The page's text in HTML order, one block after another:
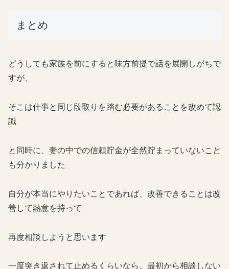
まとめ
どうしても家族を前にすると味方前提で話を展開しがちで
すが、
そこは仕事と同じ段取りを踏む必要があることを改めて認
識
と同時に、妻の中での信頼貯金が全然貯まっていないこと
も分かりました
自分が本当にやりたいことであれば、改善できることは改
善して熱意を持って
再度相談しようと思います
一度突き返されて止めるくらいなら、最初から相談しない